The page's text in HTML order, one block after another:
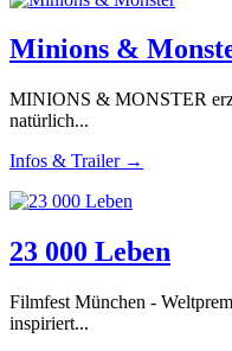
Minions &
MINIONS & MONSTER
natürlich...
Infos & Trailer →
23 000 Leben
Filmfest München -
inspiriert...